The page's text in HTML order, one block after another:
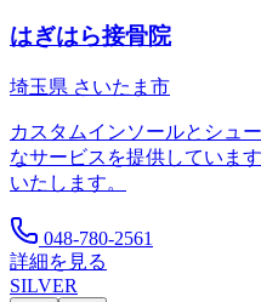
はぎはら接骨院
埼玉県 さいたま市
カスタムインソールとシュ
なサービスを提供していま
いたします。
048-780-2561
詳細を見る
SILVER